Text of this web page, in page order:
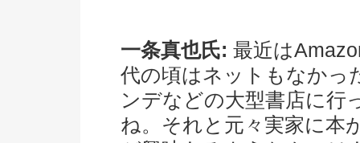
一条真也氏: 最近は
代の頃はネットもなかっ
ンデなどの大型書店に行
ね。それと元々実家に本